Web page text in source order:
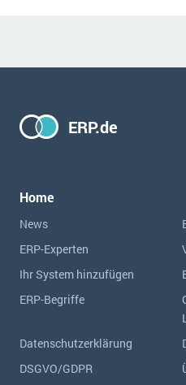
ERP.de
Home
News
ERP-Experten
Ihr System hinzufügen
ERP-Begriffe
Datenschutzerklärung
DSGVO/GDPR